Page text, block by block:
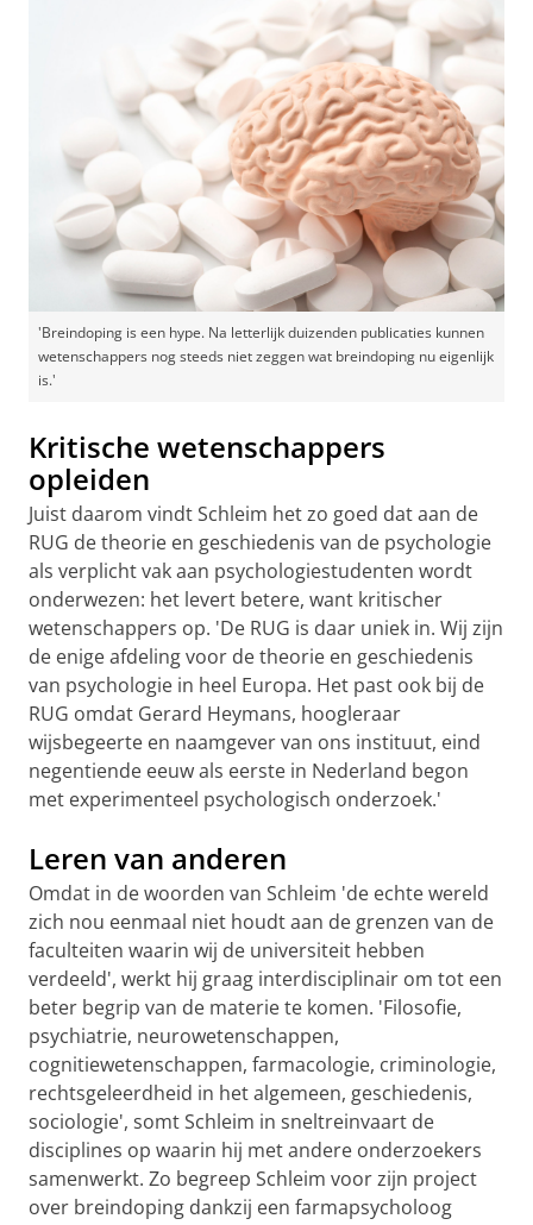
'Breindoping is een hype. Na letterlijk duizenden publicaties kunnen
wetenschappers nog steeds niet zeggen wat breindoping nu eigenlijk
is.'
Kritische wetenschappers
opleiden
Juist daarom vindt Schleim het zo goed dat aan de
RUG de theorie en geschiedenis van de psychologie
als verplicht vak aan psychologiestudenten wordt
onderwezen: het levert betere, want kritischer
wetenschappers op. 'De RUG is daar uniek in. Wij zijn
de enige afdeling voor de theorie en geschiedenis
van psychologie in heel Europa. Het past ook bij de
RUG omdat Gerard Heymans, hoogleraar
wijsbegeerte en naamgever van ons instituut, eind
negentiende eeuw als eerste in Nederland begon
met experimenteel psychologisch onderzoek.'
Leren van anderen
Omdat in de woorden van Schleim 'de echte wereld
zich nou eenmaal niet houdt aan de grenzen van de
faculteiten waarin wij de universiteit hebben
verdeeld', werkt hij graag interdisciplinair om tot een
beter begrip van de materie te komen. 'Filosofie,
psychiatrie, neurowetenschappen,
cognitiewetenschappen, farmacologie, criminologie,
rechtsgeleerdheid in het algemeen, geschiedenis,
sociologie', somt Schleim in sneltreinvaart de
disciplines op waarin hij met andere onderzoekers
samenwerkt. Zo begreep Schleim voor zijn project
over breindoping dankzij een farmapsycholoog